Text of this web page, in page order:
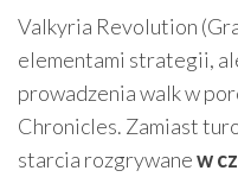
Valkyria Revolution
elementami strategii,
prowadzenia walk w
Chronicles. Zamiast
starcia rozgrywanew